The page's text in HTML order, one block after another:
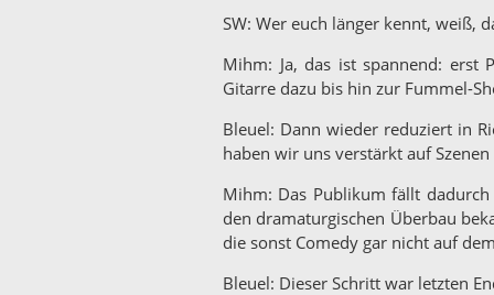
SW: Wer euch länger kennt, weiß,
Mihm: Ja, das ist spannend: erst
Gitarre dazu bis hin zur Fummel-
Bleuel: Dann wieder reduziert in
haben wir uns verstärkt auf
Mihm: Das Publikum fällt
den dramaturgischen Überbau
die sonst Comedy gar nicht auf
Bleuel: Dieser Schritt war letzten